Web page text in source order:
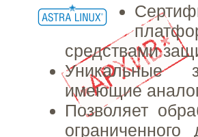
средствами
Уникальные
имеющие
Позволяет